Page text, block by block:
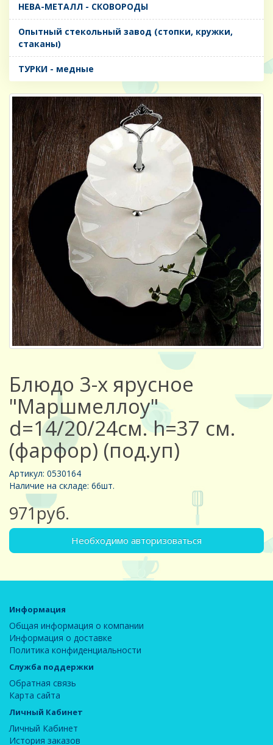
НЕВА-МЕТАЛЛ - СКОВОРОДЫ
Опытный стекольный завод (стопки, кружки,
стаканы)
ТУРКИ - медные
Блюдо 3-х ярусное
"Маршмеллоу"
d=14/20/24см. h=37 см.
(фарфор) (под.уп)
Артикул: 0530164
Наличие на складе: 66шт.
971руб.
Необходимо авторизоваться
Информация
Общая информация о компании
Информация о доставке
Политика конфиденциальности
Служба поддержки
Обратная связь
Карта сайта
Личный Кабинет
Личный Кабинет
История заказов